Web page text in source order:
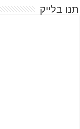
תנו בלייק